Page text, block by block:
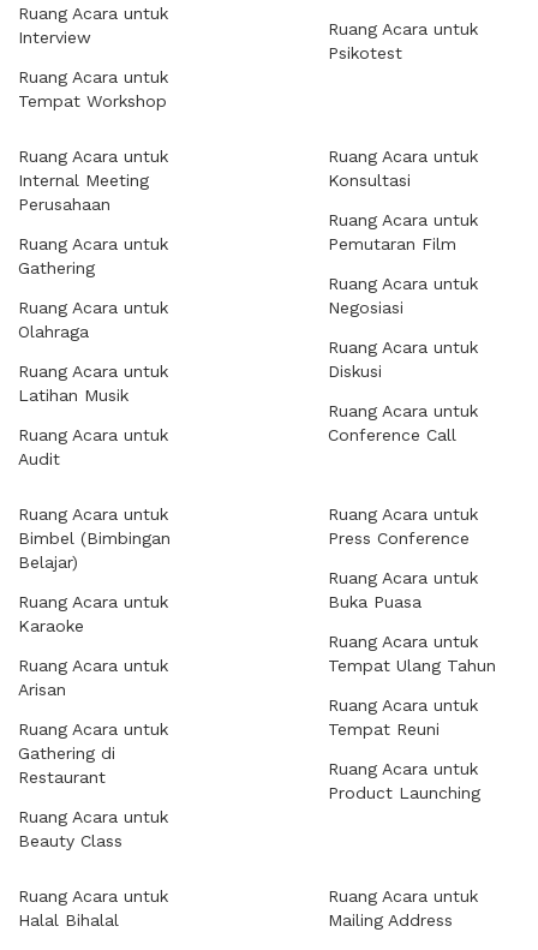
Ruang Acara untuk
Interview
Ruang Acara untuk
Tempat Workshop
Ruang Acara untuk
Psikotest
Ruang Acara untuk
Internal Meeting
Perusahaan
Ruang Acara untuk
Gathering
Ruang Acara untuk
Olahraga
Ruang Acara untuk
Latihan Musik
Ruang Acara untuk
Audit
Ruang Acara untuk
Konsultasi
Ruang Acara untuk
Pemutaran Film
Ruang Acara untuk
Negosiasi
Ruang Acara untuk
Diskusi
Ruang Acara untuk
Conference Call
Ruang Acara untuk
Bimbel (Bimbingan
Belajar)
Ruang Acara untuk
Karaoke
Ruang Acara untuk
Arisan
Ruang Acara untuk
Gathering di
Restaurant
Ruang Acara untuk
Beauty Class
Ruang Acara untuk
Press Conference
Ruang Acara untuk
Buka Puasa
Ruang Acara untuk
Tempat Ulang Tahun
Ruang Acara untuk
Tempat Reuni
Ruang Acara untuk
Product Launching
Ruang Acara untuk
Halal Bihalal
Ruang Acara untuk
Mailing Address